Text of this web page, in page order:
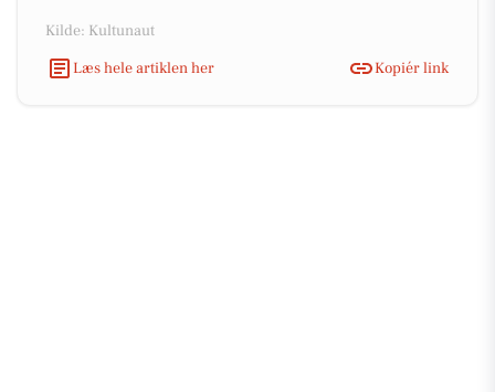
Kilde: Kultunaut
Læs hele artiklen her
Kopiér link